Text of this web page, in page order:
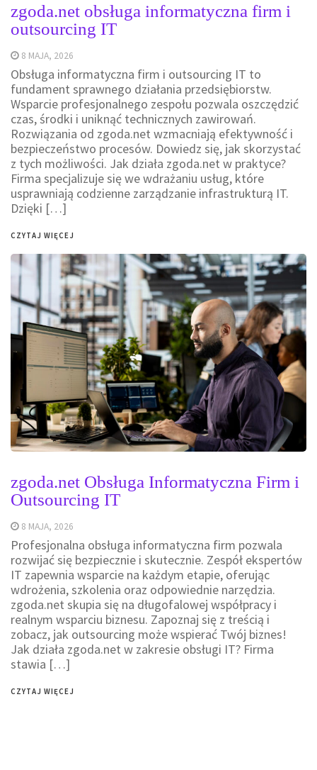
zgoda.net obsługa informatyczna firm i
outsourcing IT
8 MAJA, 2026
Obsługa informatyczna firm i outsourcing IT to
fundament sprawnego działania przedsiębiorstw.
Wsparcie profesjonalnego zespołu pozwala oszczędzić
czas, środki i uniknąć technicznych zawirowań.
Rozwiązania od zgoda.net wzmacniają efektywność i
bezpieczeństwo procesów. Dowiedz się, jak skorzystać
z tych możliwości. Jak działa zgoda.net w praktyce?
Firma specjalizuje się we wdrażaniu usług, które
usprawniają codzienne zarządzanie infrastrukturą IT.
Dzięki […]
CZYTAJ WIĘCEJ
zgoda.net Obsługa Informatyczna Firm i
Outsourcing IT
8 MAJA, 2026
Profesjonalna obsługa informatyczna firm pozwala
rozwijać się bezpiecznie i skutecznie. Zespół ekspertów
IT zapewnia wsparcie na każdym etapie, oferując
wdrożenia, szkolenia oraz odpowiednie narzędzia.
zgoda.net skupia się na długofalowej współpracy i
realnym wsparciu biznesu. Zapoznaj się z treścią i
zobacz, jak outsourcing może wspierać Twój biznes!
Jak działa zgoda.net w zakresie obsługi IT? Firma
stawia […]
CZYTAJ WIĘCEJ